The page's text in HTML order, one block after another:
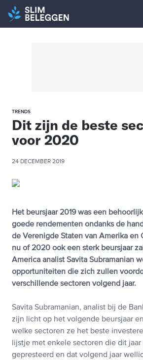
TRENDS
Dit zijn de beste
voor 2020
24 DECEMBER 2019
Het beursjaar 2019 was een
goede rendementen ondanks de
de Verenigde Staten van Amerika en
nu of 2020 ook een sterk beursjaar
America analist Savita Subramanian
opportuniteiten die zich zullen
verschillende sectoren volgend jaar.
Savita Subramanian, analist bij de
zijn licht op het volgende beursjaar
welke sectoren ze het beste
lijstje met enkele sectoren die dit
gepresteerd en dat volgend jaar